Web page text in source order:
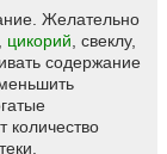
Желательно
цикорий , свеклу,
содержание
количество